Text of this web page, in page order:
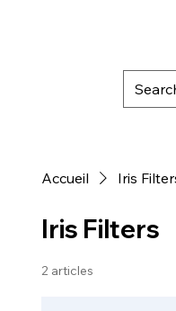
Accueil Iris
Iris Filters
2 articles